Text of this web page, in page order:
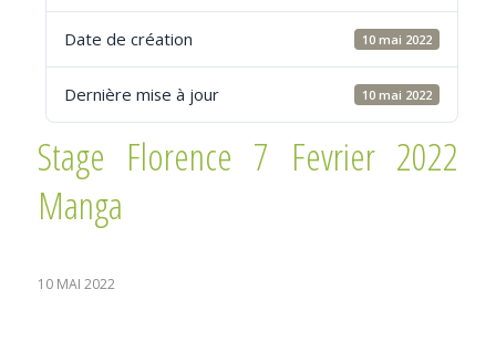
Date de création 10 mai 2022
Dernière mise à jour 10 mai 2022
Stage Florence 7 Fevrier 2022
Manga
10 MAI 2022